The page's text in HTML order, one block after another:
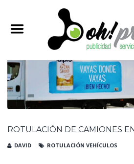
ROTULACIÓN DE CAMIONES
DAVID ROTULACIÓN VEHÍCULOS